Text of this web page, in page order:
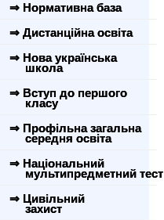
⇒ Нормативна база
⇒ Дистанційна освіта
⇒ Нова українська
школа
⇒ Вступ до першого
класу
⇒ Профільна загальна
середня освіта
⇒ Національний
мультипредметний тест
⇒ Цивільний
захист